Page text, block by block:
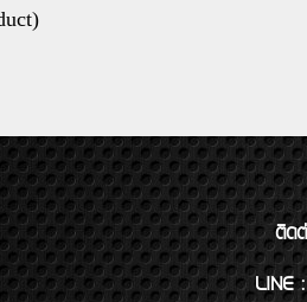
ติด
LINE :